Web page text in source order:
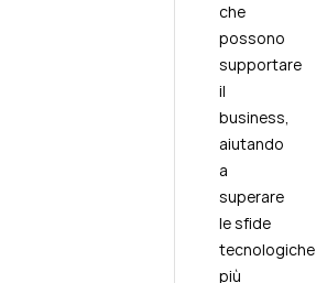
che
possono
supportare
il
business,
aiutando
a
superare
le sfide
tecnologiche
più